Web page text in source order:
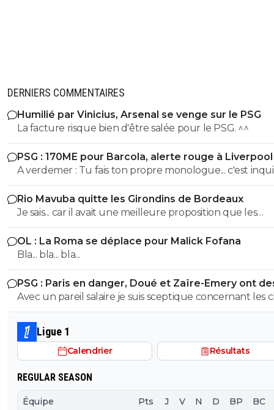
DERNIERS COMMENTAIRES
Humilié par Vinicius, Arsenal se venge sur le PSG
La facture risque bien d'être salée pour le PSG. ^^
PSG : 170ME pour Barcola, alerte rouge à Liverpool
A verdemer : Tu fais ton propre monologue... c'est inquiétant
non ? Tu devrais consulter un spécialiste. ^^
Rio Mavuba quitte les Girondins de Bordeaux
Je sais... car il avait une meilleure proposition que les
Girondins de Bordeaux. Il était en contact depuis bien
longtemps avec le LOSC. Les Girondins aurait pu le retenir
OL : La Roma se déplace pour Malick Fofana
Bla... bla... bla...
PSG : Paris en danger, Doué et Zaïre-Emery ont
offres
Avec un pareil salaire je suis sceptique concernant les
qui recruteraient ZAÏRE,du pipeau..
Ligue 1
Calendrier Résultats
REGULAR SEASON
Équipe Pts J V N D BP BC